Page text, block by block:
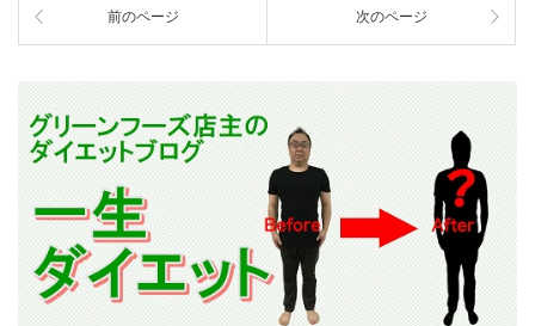
前のページ 次のページ